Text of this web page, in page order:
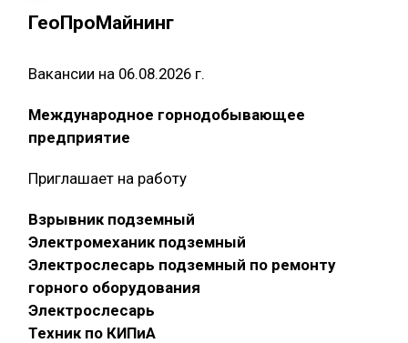
ГеоПроМайнинг
Вакансии на 06.08.2026 г.
Международное горнодобывающее
предприятие
Приглашает на работу
Взрывник подземный
Электромеханик подземный
Электрослесарь подземный по ремонту
горного оборудования
Электрослесарь
Техник по КИПиА